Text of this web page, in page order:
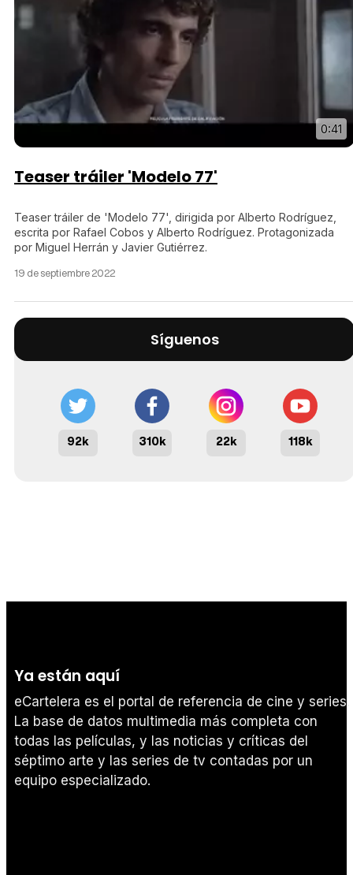
0:41
Teaser tráiler 'Modelo 77'
Teaser tráiler de 'Modelo 77', dirigida por Alberto Rodríguez,
escrita por Rafael Cobos y Alberto Rodríguez. Protagonizada
por Miguel Herrán y Javier Gutiérrez.
19 de septiembre 2022
Síguenos
92k 310k 22k 118k
Ya están aquí
eCartelera es el portal de referencia de cine y series.
La base de datos multimedia más completa con
todas las películas, y las noticias y críticas del
séptimo arte y las series de tv contadas por un
equipo especializado.